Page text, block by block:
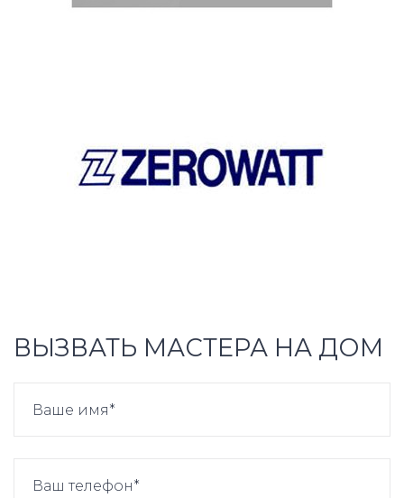
ВЫЗВАТЬ МАСТЕРА НА ДОМ